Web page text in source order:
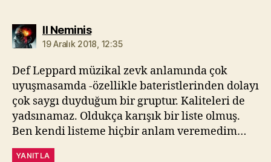
Il Neminisdiyorki:
19 Aralık 2018, 12:35
Def Leppard müzikal zevk anlamında çok
uyuşmasamda -özellikle bateristlerinden dolayı
çok saygı duyduğum bir gruptur. Kaliteleri de
yadsınamaz. Oldukça karışık bir liste olmuş.
Ben kendi listeme hiçbir anlam veremedim…
YANITLA